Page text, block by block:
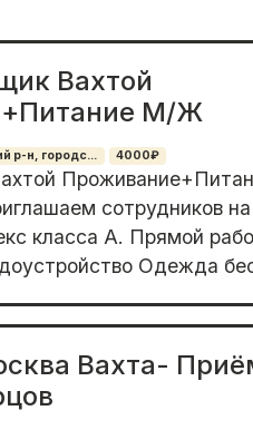
Вахтой
М/Ж
р-н, городс... 4000₽
сотрудников
класса А. Прямой
Одежда
Вахта-